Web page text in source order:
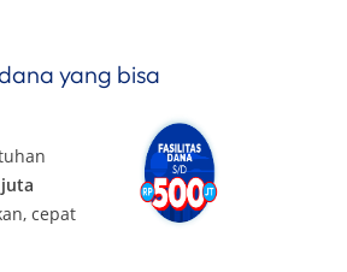
yang bisa
cepat